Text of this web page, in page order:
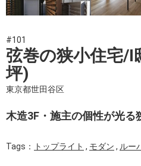
#101
弦巻の狭小住宅/I
坪)
東京都世田谷区
木造3F・施主の個性が光る
Tags： トップライト , モダン , ルー